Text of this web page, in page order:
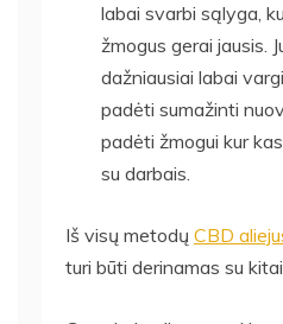
labai svarbi sąlyga,
žmogus gerai jausis.
dažniausiai labai
padėti sumažinti
padėti žmogui kur
su darbais.
Iš visų metodų CBD
turi būti derinamas su